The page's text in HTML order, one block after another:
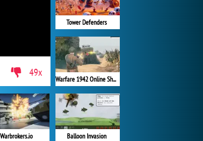
Tower Defenders
Warfare 1942 Online Shooter
Balloon Invasion
Warbrokers.io
49x